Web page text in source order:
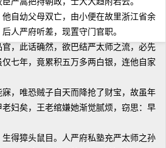
幼父母双亡，由小便在故里浙江省余
人严府听差，现置守门官职。
此话确然，欲巴结严太师之流，必先
七年，竟累积五万多两白银，连他自家
唯恐贼子自天而降抢了财宝，故虽年
妇矣，王老绾嫌她渐觉腻烦，窃思：早
獐头鼠目。人严府私塾充严太师之孙